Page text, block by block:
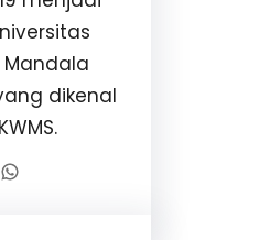
Mandala
dikenal
WhatsApp